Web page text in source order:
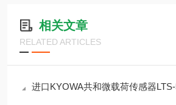
相关文章
RELATED ARTICLES
进口KYOWA共和微载荷传感器